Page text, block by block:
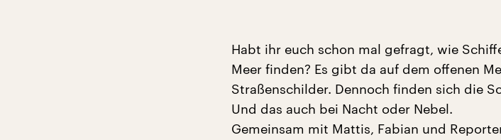
Habt ihr euch schon mal gefragt, wie
Meer finden? Es gibt da auf dem offenen
Straßenschilder. Dennoch finden sich die
Und das auch bei Nacht oder Nebel.
Gemeinsam mit Mattis, Fabian und